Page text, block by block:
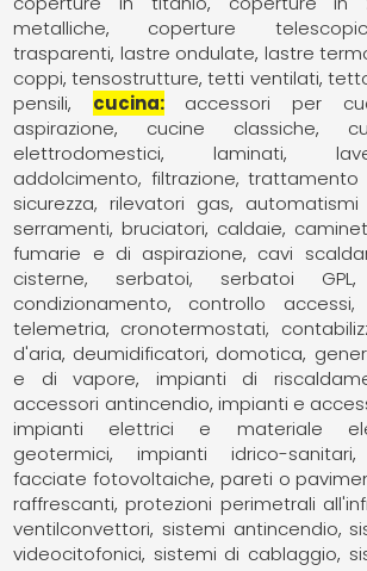
metalliche
coperture
trasparenti lastre ondulate lastre
coppi tensostrutture tetti ventilati
pensili
cucina accessori per
aspirazione
cucine classiche
elettrodomestici
laminati
addolcimento, filtrazione, trattamento
sicurezza, rilevatori gas
serramenti bruciatori caldaie
fumarie e di aspirazione
cavi
cisterne, serbatoi, serbatoi GPL
condizionamento
controllo accessi,
telemetria
cronotermostati,
d'aria deumidificatori domotica
e di vapore
impianti di
accessori antincendio impianti e
impianti elettrici e materiale
geotermici
impianti idrico-sanitari
facciate fotovoltaiche pareti o
raffrescanti protezioni perimetrali
ventilconvettori sistemi antincendio
videocitofonici sistemi di cablaggio